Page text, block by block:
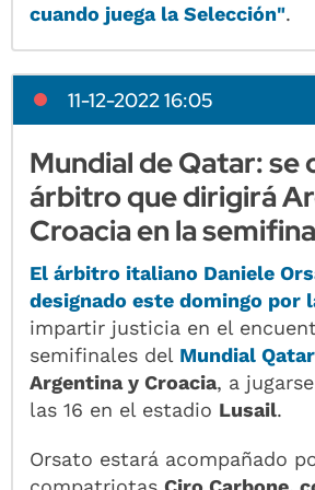
cuando juega la Selección".
11-12-2022 16:05
Mundial de Qatar: se
árbitro que dirigirá
Croacia en la
El árbitro italiano Daniele
designado este domingo por
impartir justicia en el
semifinales del Mundial
Argentina y Croacia, a
las 16 en el estadio Lusail.
Orsato estará acompañado